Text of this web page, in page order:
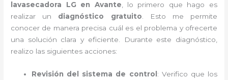
lavasecadora LG en Avante , lo primero que hago es
realizar un diagnóstico gratuito . Esto me permite
conocer de manera precisa cuál es el problema y ofrecerte
una solución clara y eficiente. Durante este diagnóstico,
realizo las siguientes acciones:
Revisión del sistema de control : Verifico que los